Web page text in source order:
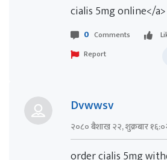
cialis 5mg online</
0 Comments
Report
Dvwwsv
२०८० बैशाख २२, शुक्रबार